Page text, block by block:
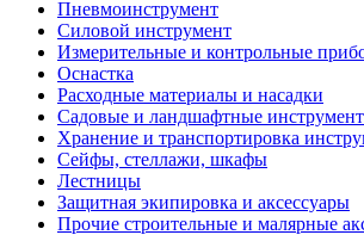
Пневмоинструмент
Силовой инструмент
Измерительные и контрольные
Оснастка
Расходные материалы и насадки
Садовые и ландшафтные
Хранение и транспортировка
Сейфы, стеллажи, шкафы
Лестницы
Защитная экипировка и аксессуары
Прочие строительные и малярные